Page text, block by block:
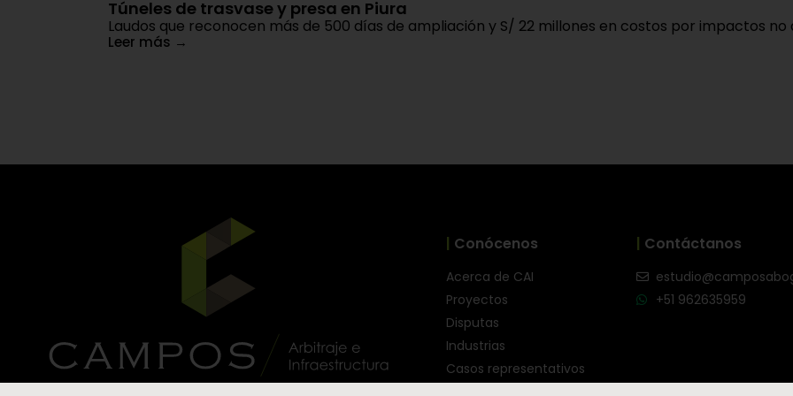
Túneles de trasvase y presa en Piura
Laudos que reconocen más de 500 días de ampliación y S/ 22 millones en costos por impactos no
Leer más →
| Conócenos
Acerca de CAI
Proyectos
Disputas
Industrias
Casos representativos
| Contáctanos
+51 962635959